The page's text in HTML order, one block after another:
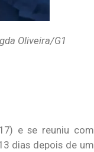
Oliveira/G1
e se reuniu com
dias depois de um